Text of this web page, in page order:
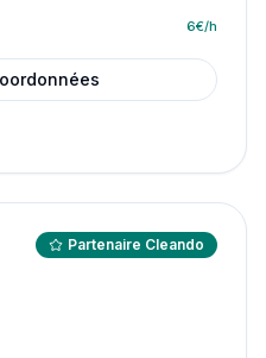
6€/h
Partenaire Cleando